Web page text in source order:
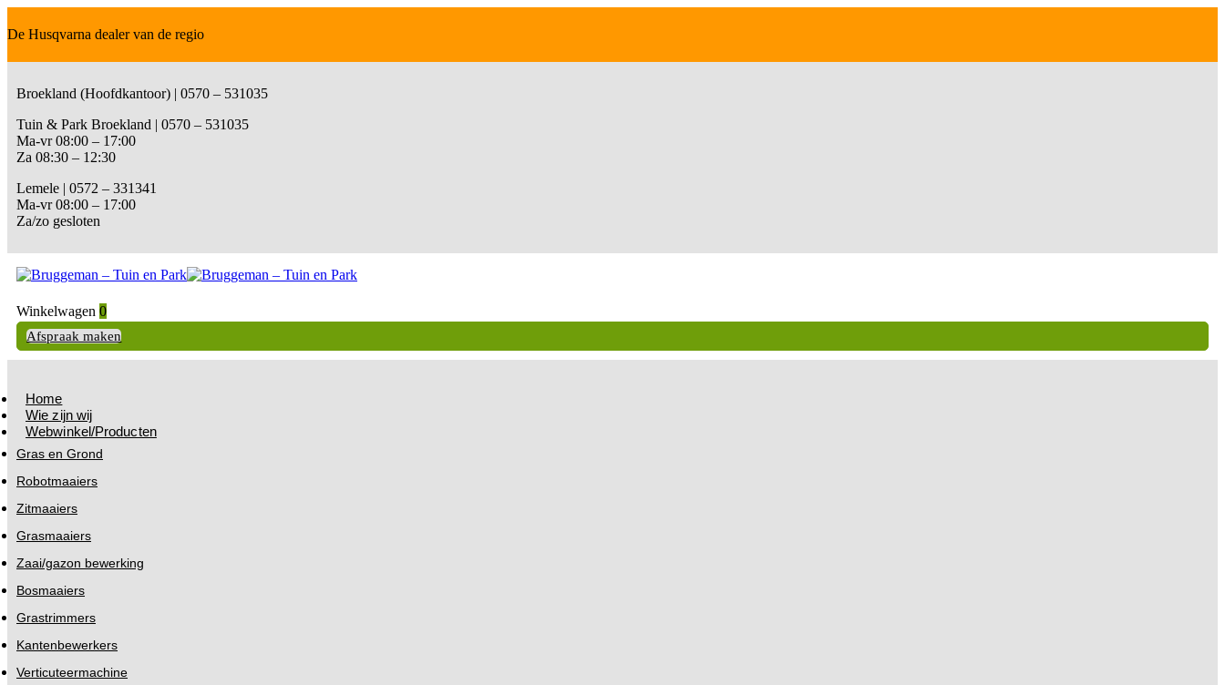
De Husqvarna dealer van de regio
Broekland (Hoofdkantoor) | 0570 – 531035
Tuin & Park Broekland | 0570 – 531035
Ma-vr 08:00 – 17:00
Za 08:30 – 12:30
Lemele | 0572 – 331341
Ma-vr 08:00 – 17:00
Za/zo gesloten
Winkelwagen 0
Afspraak maken
Home
Wie zijn wij
Webwinkel/Producten
Gras en Grond
Robotmaaiers
Zitmaaiers
Grasmaaiers
Zaai/gazon bewerking
Bosmaaiers
Grastrimmers
Kantenbewerkers
Verticuteermachine